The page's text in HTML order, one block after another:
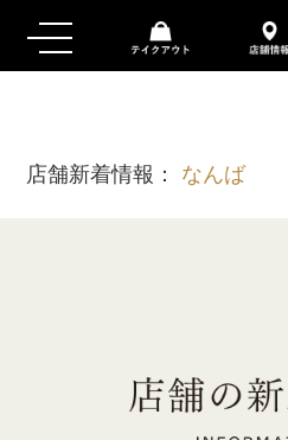
店舗新着情報： なんば